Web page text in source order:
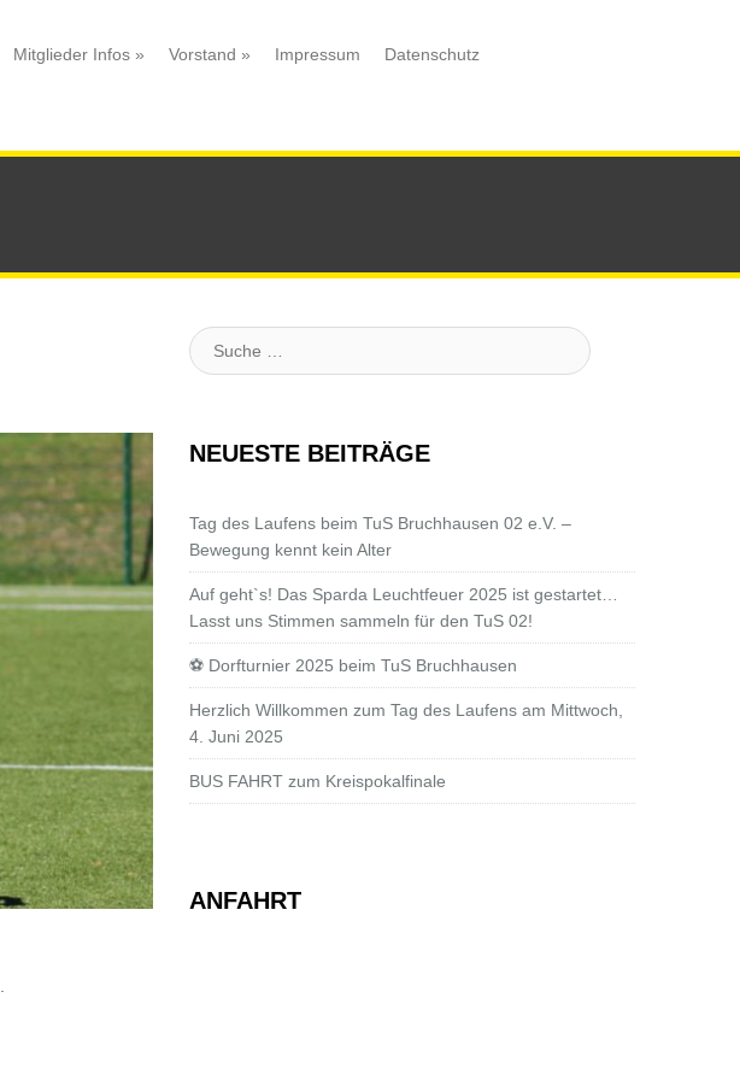
Mitglieder Infos » Vorstand » Impressum Datenschutz
Suche
:
NEUESTE BEITRÄGE
Tag des Laufens beim TuS Bruchhausen 02 e.V. –
Bewegung kennt kein Alter
Auf geht`s! Das Sparda Leuchtfeuer 2025 ist gestartet…
Lasst uns Stimmen sammeln für den TuS 02!
⚽ Dorfturnier 2025 beim TuS Bruchhausen
Herzlich Willkommen zum Tag des Laufens am Mittwoch,
4. Juni 2025
BUS FAHRT zum Kreispokalfinale
ANFAHRT